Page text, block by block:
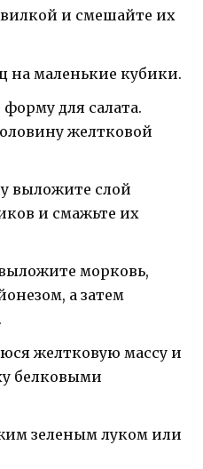
и смешайте их
на маленькие кубики.
для салата.
желтковой
выложите слой
и смажьте их
морковь,
а затем
желтковую массу и
белковыми
зеленым луком или